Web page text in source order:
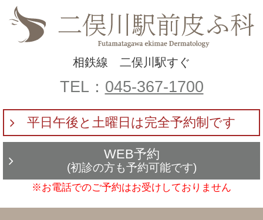
相鉄線 二俣川駅すぐ
TEL： 045-367-1700
平日午後と土曜日は完全予約制です
WEB予約
(初診の方も予約可能です)
※お電話でのご予約はお受けしておりません